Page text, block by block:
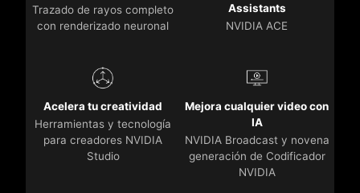
Trazado de rayos completo
con renderizado neuronal
Assistants
NVIDIA ACE
Acelera tu creatividad
Herramientas y tecnología
para creadores NVIDIA
Studio
Mejora cualquier video con
IA
NVIDIA Broadcast y novena
generación de Codificador
NVIDIA